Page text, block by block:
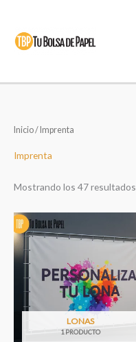
contenido
Inicio/ Imprenta
Imprenta
Mostrando los 47 resultados
LONAS
1 PRODUCTO